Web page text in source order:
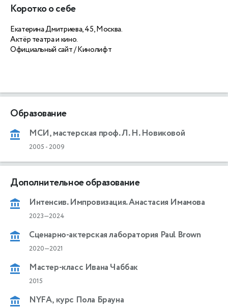
Коротко о себе
Екатерина Дмитриева, 45, Москва.
Актёр театра и кино.
Официальный сайт / Кинолифт
Образование
МСИ, мастерская проф. Л. Н. Новиковой
2005 - 2009
Дополнительное образование
Интенсив. Импровизация. Анастасия Имамова
2023—2024
Сценарно-актерская лаборатория Paul Brown
2020—2021
Мастер-класс Ивана Чаббак
2015
NYFА, курс Пола Брауна